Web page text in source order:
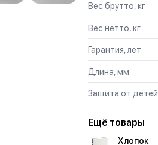
Вес брутто, кг
Вес нетто, кг
Гарантия, лет
Длина, мм
Защита от детей
Ещё товары
Хлопок